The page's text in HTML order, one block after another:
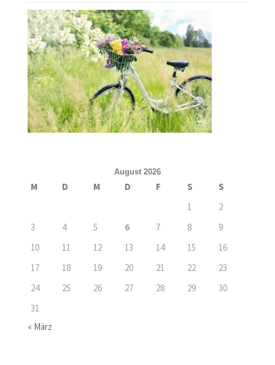
August 2026
M D M D F S
S
1
2
3
4 5 6 7 8
9
10
11 12 13 14 15
16
17
18 19 20 21 22
23
24
25 26 27 28 29
30
31
« März